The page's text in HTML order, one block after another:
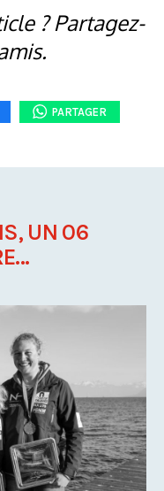
? Partagez-
PARTAGER
UN 06